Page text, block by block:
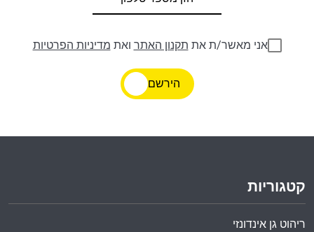
אני מאשר/ת את תקנון האתר ואת מדיניות הפרטיות
הירשם
קטגוריות
ריהוט גן אינדונזי